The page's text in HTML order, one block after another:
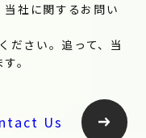
社に関するお問い
さい。追って、当
。
Us